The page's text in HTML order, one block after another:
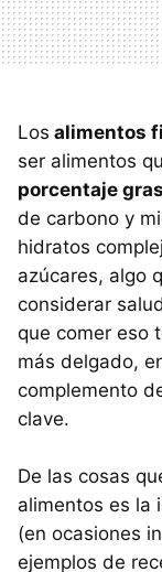
Los alimentos
ser alimentos
porcentaje
de carbono y
hidratos
azúcares, algo
considerar
que comer eso
más delgado,
complemento
clave.
De las cosas
alimentos es la
(en ocasiones
ejemplos de